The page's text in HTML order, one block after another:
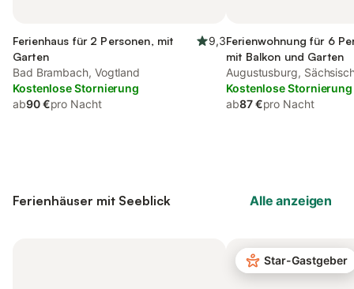
Ferienhaus für 2 Personen, mit
Garten
9,3
Bad Brambach, Vogtland
Kostenlose Stornierung
ab90 €pro Nacht
Ferienwohnung für 6
mit Balkon und Garten
Augustusburg,
Heideland
Kostenlose Stornierung
ab87 €pro Nacht
Ferienhäuser mit Seeblick Alle anzeigen
Star-Gastgeber